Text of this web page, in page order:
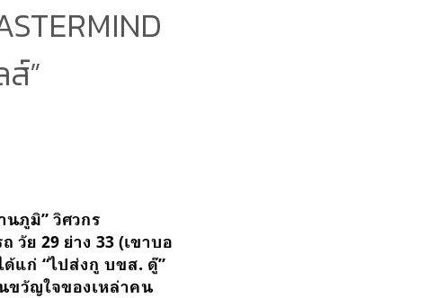
”
นภูมิ” วิศวกร
วัย 29 ย่าง 33 (เขาบอ
ด้แก่ “ไปส่งกู บขส. ดู๊”
ขวัญใจของเหล่าคน